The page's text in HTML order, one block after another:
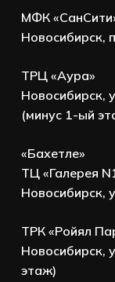
МФК
Новосибирск,
ТРЦ «Аура»
Новосибирск,
(минус 1-ый
«Бахетле»
ТЦ «Галерея
Новосибирск,
ТРК «Ройял
Новосибирск,
этаж)